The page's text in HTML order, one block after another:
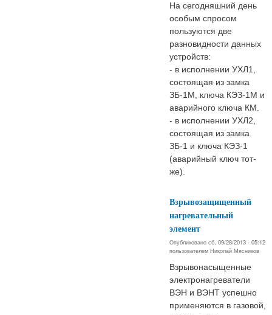
На сегодняшний день
особым спросом
пользуются две
разновидности данных
устройств:
- в исполнении УХЛ1,
состоящая из замка
ЗБ-1М, ключа КЭЗ-1М и
аварийного ключа КМ.
- в исполнении УХЛ2,
состоящая из замка
ЗБ-1 и ключа КЭЗ-1
(аварийный ключ тот-
же).
Взрывозащищенный
нагревательный
элемент
Опубликовано сб, 09/28/2013 - 05:12
пользователем Николай Мясников
Взрывонасыщенные
электронагреватели
ВЭН и ВЭНТ успешно
применяются в газовой,